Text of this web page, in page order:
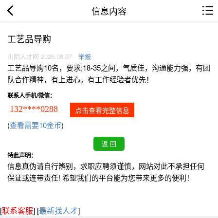
信息内容
工艺品导购
山阴人才网 2026.08.07 举报
工艺品导购10名，要求;18-35之间，气质佳，沟通能力强，有团
队合作精神，有上进心，有工作经验者优先！
联系人手机/微信：
132****0288 点击查看完整信息
(查看需要10金币)
特此声明：
信息真伪请自行辨别，求职应聘须谨慎，网站对此不承担任何
保证或连带责任! 希望我们的平台能为您带来更多的便利！
[联系客服] [最新找人才]